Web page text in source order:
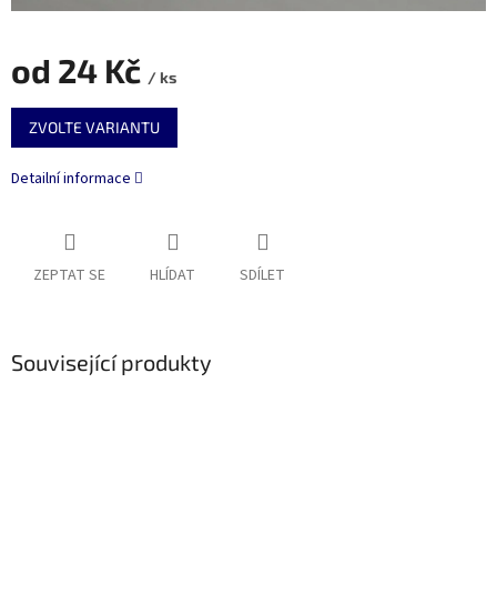
od 24 Kč / ks
Měrná
cena:
ZVOLTE VARIANTU
Detailní informace
ZEPTAT SE HLÍDAT SDÍLET
Související produkty